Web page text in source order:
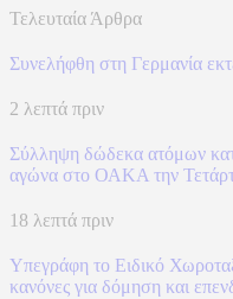
Τελευταία Άρθρα
Συνελήφθη στη Γερμανία
2 λεπτά πριν
Σύλληψη δώδεκα ατόμων
αγώνα στο ΟΑΚΑ την
18 λεπτά πριν
Υπεγράφη το Ειδικό
κανόνες για δόμηση και